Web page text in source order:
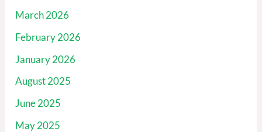
March 2026
February 2026
January 2026
August 2025
June 2025
May 2025